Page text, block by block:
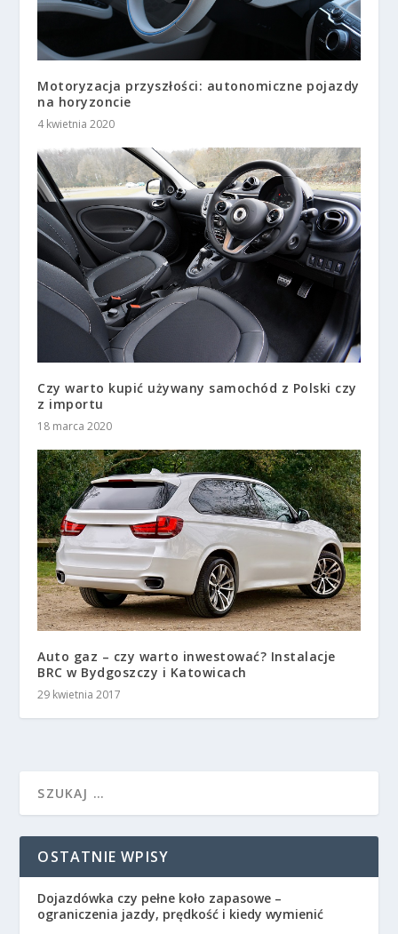
Motoryzacja przyszłości: autonomiczne pojazdy
na horyzoncie
4 kwietnia 2020
Czy warto kupić używany samochód z Polski czy
z importu
18 marca 2020
Auto gaz – czy warto inwestować? Instalacje
BRC w Bydgoszczy i Katowicach
29 kwietnia 2017
OSTATNIE WPISY
Dojazdówka czy pełne koło zapasowe –
ograniczenia jazdy, prędkość i kiedy wymienić